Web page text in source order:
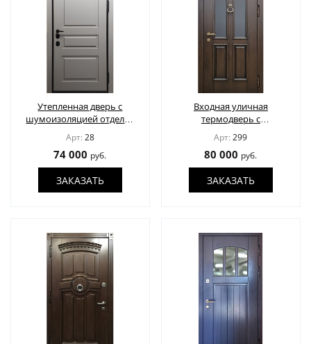
УСЛУГИ
О НАС
НОВОСТИ
КОНТАКТЫ
ПОЛУЧИТЬ РАСЧЕТ
Москва Доставка по России
info@1990.ru
Утепленная дверь с
шумоизоляцией отделка
МДФ шпон
Арт: 28
74 000 руб.
ЗАКАЗАТЬ
Входная уличная
термодверь с
остеклением, кнокером
и панелями МДФ с
багетом и шпоновым
покрытием
Арт: 299
80 000 руб.
ЗАКАЗАТЬ